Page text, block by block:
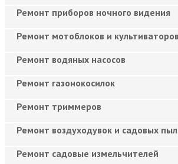
Ремонт приборов ночного видения
Ремонт мотоблоков и культиваторов
Ремонт водяных насосов
Ремонт газонокосилок
Ремонт триммеров
Ремонт воздуходувок и садовых
Ремонт садовые измельчителей